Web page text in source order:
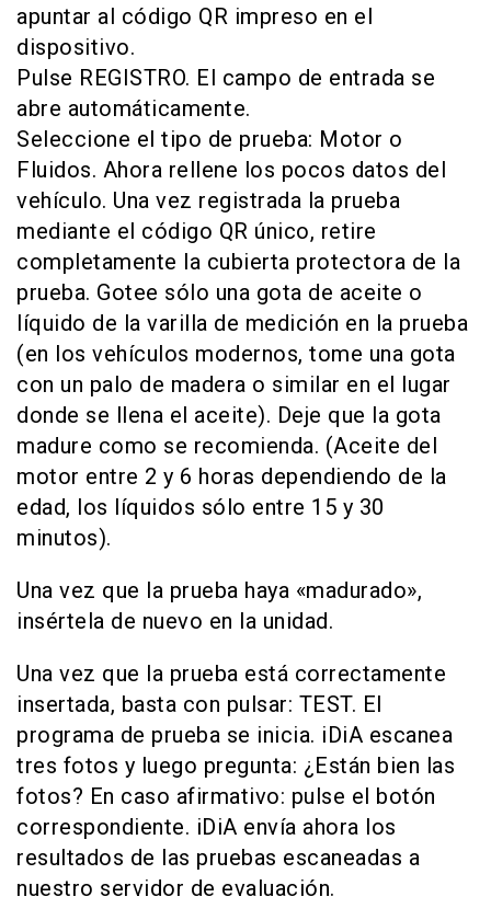
apuntar al código QR impreso en el
dispositivo.
Pulse REGISTRO. El campo de entrada se
abre automáticamente.
Seleccione el tipo de prueba: Motor o
Fluidos. Ahora rellene los pocos datos del
vehículo. Una vez registrada la prueba
mediante el código QR único, retire
completamente la cubierta protectora de la
prueba. Gotee sólo una gota de aceite o
líquido de la varilla de medición en la prueba
(en los vehículos modernos, tome una gota
con un palo de madera o similar en el lugar
donde se llena el aceite). Deje que la gota
madure como se recomienda. (Aceite del
motor entre 2 y 6 horas dependiendo de la
edad, los líquidos sólo entre 15 y 30
minutos).
Una vez que la prueba haya «madurado»,
insértela de nuevo en la unidad.
Una vez que la prueba está correctamente
insertada, basta con pulsar: TEST. El
programa de prueba se inicia. iDiA escanea
tres fotos y luego pregunta: ¿Están bien las
fotos? En caso afirmativo: pulse el botón
correspondiente. iDiA envía ahora los
resultados de las pruebas escaneadas a
nuestro servidor de evaluación.